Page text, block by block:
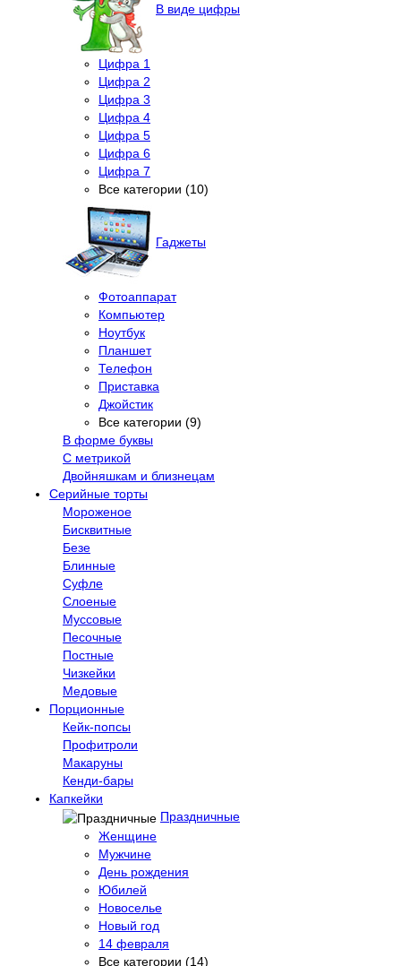
В виде цифры
Цифра 1
Цифра 2
Цифра 3
Цифра 4
Цифра 5
Цифра 6
Цифра 7
Все категории (10)
Гаджеты
Фотоаппарат
Компьютер
Ноутбук
Планшет
Телефон
Приставка
Джойстик
Все категории (9)
В форме буквы
С метрикой
Двойняшкам и близнецам
Серийные торты
Мороженое
Бисквитные
Безе
Блинные
Суфле
Слоеные
Муссовые
Песочные
Постные
Чизкейки
Медовые
Порционные
Кейк-попсы
Профитроли
Макаруны
Кенди-бары
Капкейки
Праздничные
Женщине
Мужчине
День рождения
Юбилей
Новоселье
Новый год
14 февраля
Все категории (14)